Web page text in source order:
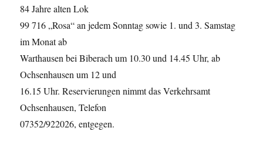
84 Jahre alten Lok
99 716 „Rosa“ an jedem Sonntag sowie 1. und 3. Samstag
im Monat ab
Warthausen bei Biberach um 10.30 und 14.45 Uhr, ab
Ochsenhausen um 12 und
16.15 Uhr. Reservierungen nimmt das Verkehrsamt
Ochsenhausen, Telefon
07352/922026, entgegen.